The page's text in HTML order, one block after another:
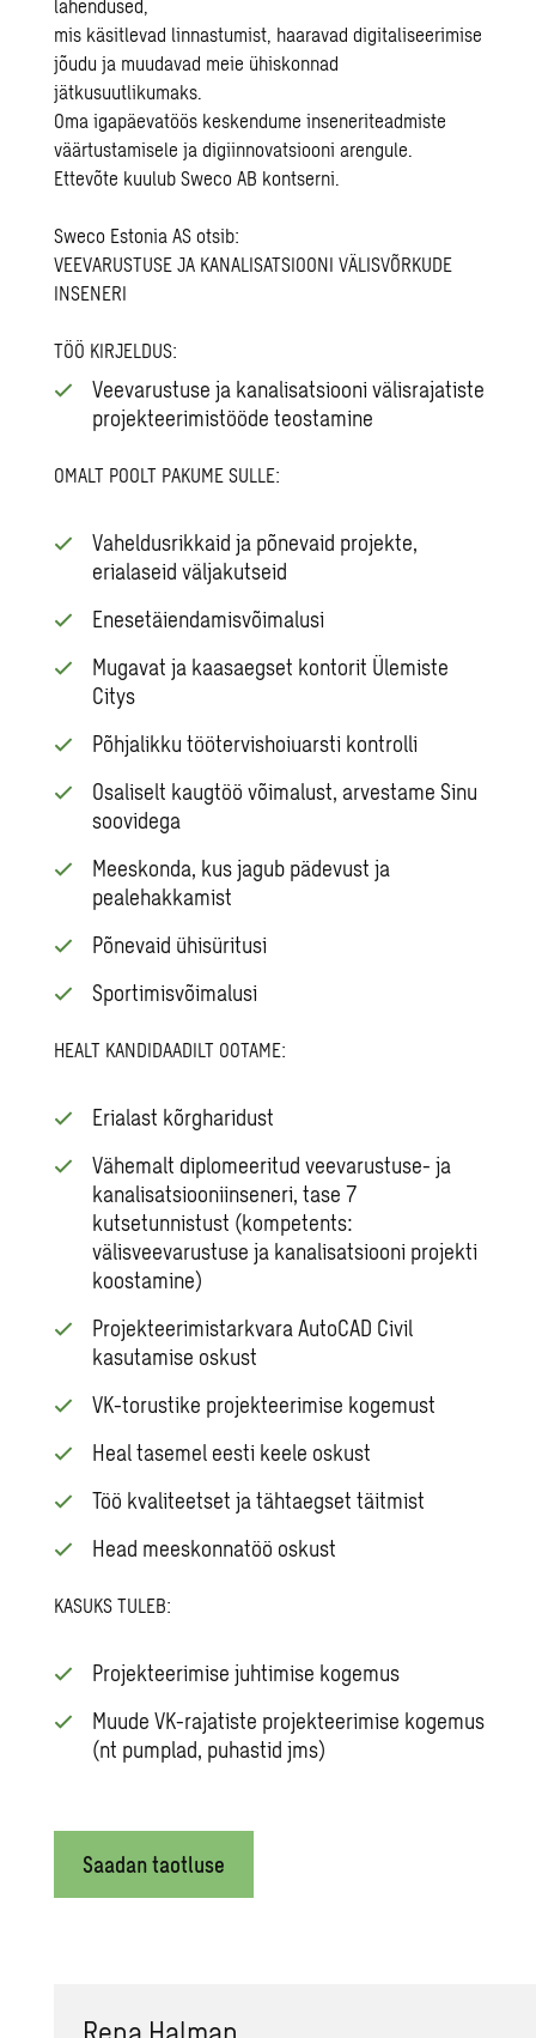
lahendused,
mis käsitlevad linnastumist, haaravad digitaliseerimise
jõudu ja muudavad meie ühiskonnad
jätkusuutlikumaks.
Oma igapäevatöös keskendume inseneriteadmiste
väärtustamisele ja digiinnovatsiooni arengule.
Ettevõte kuulub Sweco AB kontserni.
Sweco Estonia AS otsib:
VEEVARUSTUSE JA KANALISATSIOONI VÄLISVÕRKUDE
INSENERI
TÖÖ KIRJELDUS:
Veevarustuse ja kanalisatsiooni välisrajatiste
projekteerimistööde teostamine
OMALT POOLT PAKUME SULLE:
Vaheldusrikkaid ja põnevaid projekte,
erialaseid väljakutseid
Enesetäiendamisvõimalusi
Mugavat ja kaasaegset kontorit Ülemiste
Citys
Põhjalikku töötervishoiuarsti kontrolli
Osaliselt kaugtöö võimalust, arvestame Sinu
soovidega
Meeskonda, kus jagub pädevust ja
pealehakkamist
Põnevaid ühisüritusi
Sportimisvõimalusi
HEALT KANDIDAADILT OOTAME:
Erialast kõrgharidust
Vähemalt diplomeeritud veevarustuse- ja
kanalisatsiooniinseneri, tase 7
kutsetunnistust (kompetents:
välisveevarustuse ja kanalisatsiooni projekti
koostamine)
Projekteerimistarkvara AutoCAD Civil
kasutamise oskust
VK-torustike projekteerimise kogemust
Heal tasemel eesti keele oskust
Töö kvaliteetset ja tähtaegset täitmist
Head meeskonnatöö oskust
KASUKS TULEB:
Projekteerimise juhtimise kogemus
Muude VK-rajatiste projekteerimise kogemus
(nt pumplad, puhastid jms)
Saadan taotluse
Rena Halman